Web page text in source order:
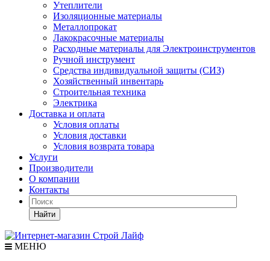
Утеплители
Изоляционные материалы
Металлопрокат
Лакокрасочные материалы
Расходные материалы для Электроинструментов
Ручной инструмент
Средства индивидуальной защиты (СИЗ)
Хозяйственный инвентарь
Строительная техника
Электрика
Доставка и оплата
Условия оплаты
Условия доставки
Условия возврата товара
Услуги
Производители
О компании
Контакты
Найти
МЕНЮ